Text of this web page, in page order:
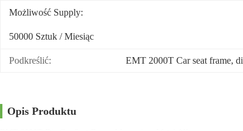
Możliwość Supply:
50000 Sztuk / Miesiąc
Podkreślić: EMT 2000T Car seat frame,
Opis Produktu